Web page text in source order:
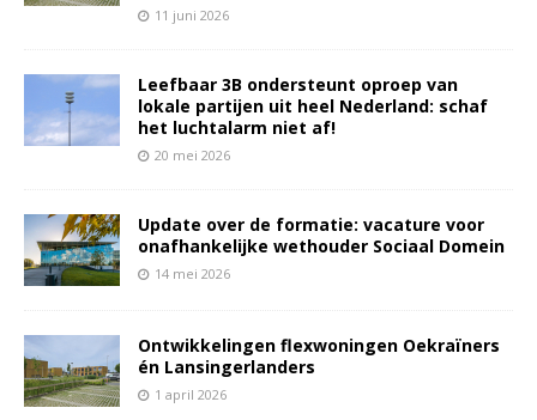
11 juni 2026
Leefbaar 3B ondersteunt oproep van
lokale partijen uit heel Nederland: schaf
het luchtalarm niet af!
20 mei 2026
Update over de formatie: vacature voor
onafhankelijke wethouder Sociaal Domein
14 mei 2026
Ontwikkelingen flexwoningen Oekraïners
én Lansingerlanders
1 april 2026